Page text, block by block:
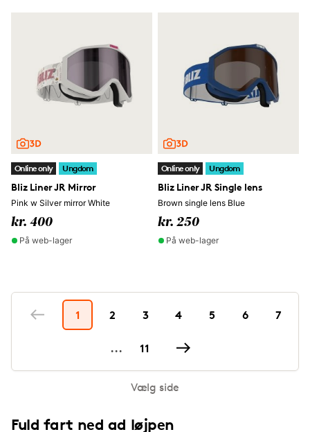
Online only Ungdom
Bliz Liner JR Mirror
Pink w Silver mirror White
kr. 400
På web-lager
Online only Ungdom
Bliz Liner JR Single lens
Brown single lens Blue
kr. 250
På web-lager
1 2 3 4 5 6 7
... 11
Vælg side
Fuld fart ned ad løjpen